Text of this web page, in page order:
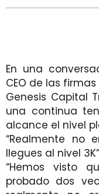
En una
CEO de las
Genesis Capital
una continua
alcance el nivel
“Realmente no
llegues al nivel
“Hemos visto
probado dos